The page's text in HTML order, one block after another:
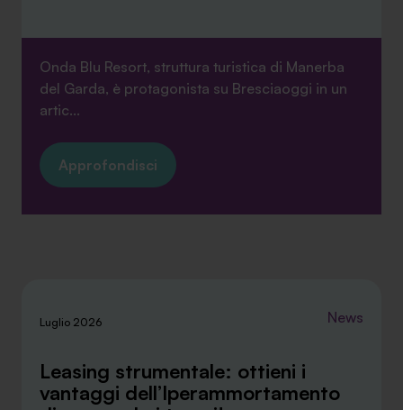
Onda Blu Resort, struttura turistica di Manerba
del Garda, è protagonista su Bresciaoggi in un
artic...
Approfondisci
Luglio 2026 News
Leasing strumentale: ottieni i
vantaggi dell’Iperammortamento